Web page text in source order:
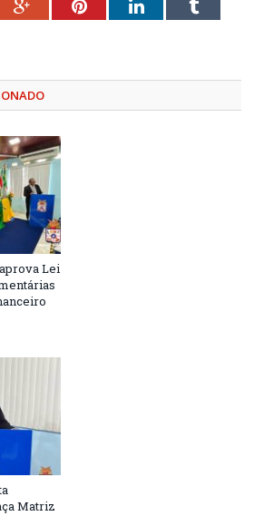
Google+PinterestLinkedInTumblr
Lei
Matriz